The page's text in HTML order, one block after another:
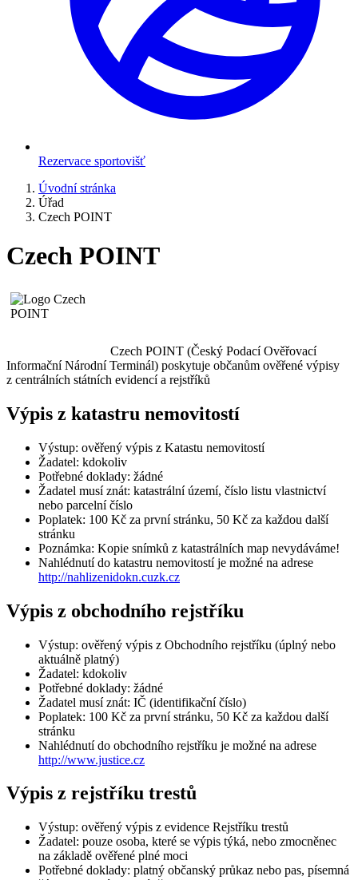
Rezervace sportovišť
Úvodní stránka
Úřad
Czech POINT
Czech POINT
Czech POINT (Český Podací Ověřovací
Informační Národní Terminál) poskytuje občanům ověřené výpisy
z centrálních státních evidencí a rejstříků
Výpis z katastru nemovitostí
Výstup: ověřený výpis z Katastu nemovitostí
Žadatel: kdokoliv
Potřebné doklady: žádné
Žadatel musí znát: katastrální území, číslo listu vlastnictví
nebo parcelní číslo
Poplatek: 100 Kč za první stránku, 50 Kč za každou další
stránku
Poznámka: Kopie snímků z katastrálních map nevydáváme!
Nahlédnutí do katastru nemovitostí je možné na adrese
http://nahlizenidokn.cuzk.cz
Výpis z obchodního rejstříku
Výstup: ověřený výpis z Obchodního rejstříku (úplný nebo
aktuálně platný)
Žadatel: kdokoliv
Potřebné doklady: žádné
Žadatel musí znát: IČ (identifikační číslo)
Poplatek: 100 Kč za první stránku, 50 Kč za každou další
stránku
Nahlédnutí do obchodního rejstříku je možné na adrese
http://www.justice.cz
Výpis z rejstříku trestů
Výstup: ověřený výpis z evidence Rejstříku trestů
Žadatel: pouze osoba, které se výpis týká, nebo zmocněnec
na základě ověřené plné moci
Potřebné doklady: platný občanský průkaz nebo pas, písemná